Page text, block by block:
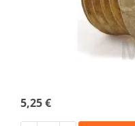
5,25 €